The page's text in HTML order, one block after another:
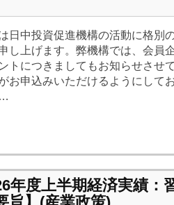
日中投資促進機構の活動に格別
し上げます。弊機構では、会員
トにつきましてもお知らせさせ
お申込みいただけるようにして
年度上半期経済実績：